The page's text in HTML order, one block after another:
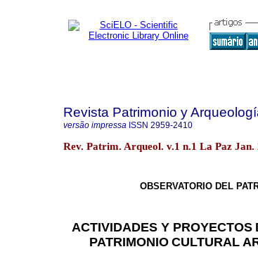
Revista Patrimonio y
versão impressa ISSN 2959-2410
Rev. Patrim. Arqueol. v.1 n.1 La Paz Jan.
OBSERVATORIO DEL
ACTIVIDADES Y PROYECTOS
PATRIMONIO CULTURAL